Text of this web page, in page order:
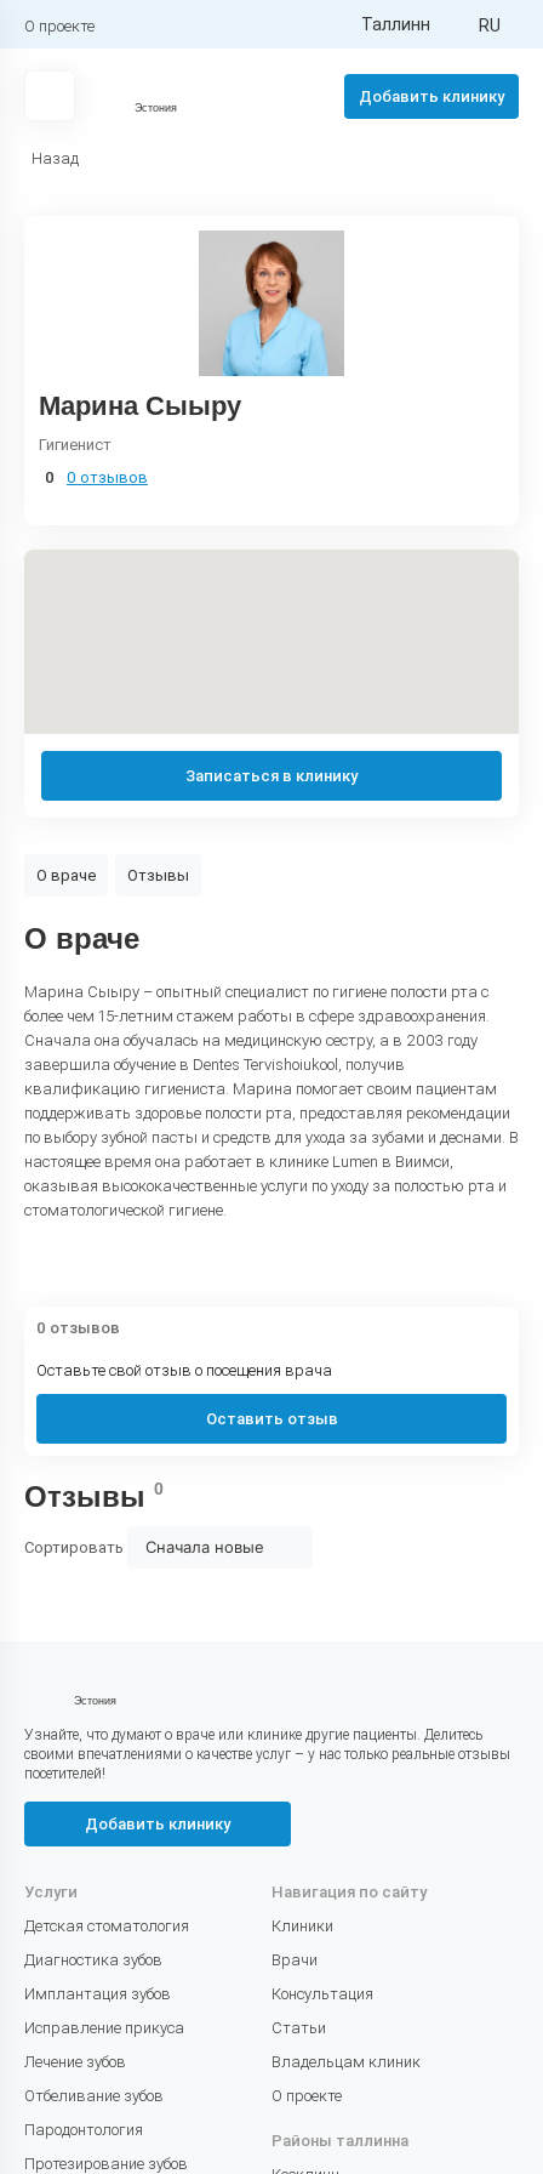
О проекте Таллинн RU
Эстония
Добавить клинику
Назад
Марина Сыыру
Гигиенист
0
0 отзывов
Записаться в клинику
О враче Отзывы
О враче
Марина Сыыру – опытный специалист по гигиене полости рта с
более чем 15-летним стажем работы в сфере здравоохранения.
Сначала она обучалась на медицинскую сестру, а в 2003 году
завершила обучение в Dentes Tervishoiukool, получив
квалификацию гигиениста. Марина помогает своим пациентам
поддерживать здоровье полости рта, предоставляя рекомендации
по выбору зубной пасты и средств для ухода за зубами и деснами. В
настоящее время она работает в клинике Lumen в Виимси,
оказывая высококачественные услуги по уходу за полостью рта и
стоматологической гигиене.
Отзывы 0
Сортировать Сначала новые
0 отзывов
Оставьте свой отзыв о посещения врача
Оставить отзыв
Эстония
Узнайте, что думают о враче или клинике другие пациенты. Делитесь
своими впечатлениями о качестве услуг – у нас только реальные отзывы
посетителей!
Добавить клинику
Услуги
Детская стоматология
Диагностика зубов
Имплантация зубов
Исправление прикуса
Лечение зубов
Отбеливание зубов
Пародонтология
Протезирование зубов
Навигация по сайту
Клиники
Врачи
Консультация
Статьи
Владельцам клиник
О проекте
Районы таллинна